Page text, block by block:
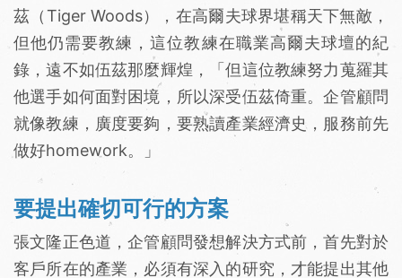
茲（Tiger Woods），在高爾夫球界堪稱天下無敵，
但他仍需要教練，這位教練在職業高爾夫球壇的紀
錄，遠不如伍茲那麼輝煌，「但這位教練努力蒐羅其
他選手如何面對困境，所以深受伍茲倚重。企管顧問
就像教練，廣度要夠，要熟讀產業經濟史，服務前先
做好homework。」
要提出確切可行的方案
張文隆正色道，企管顧問發想解決方式前，首先對於
客戶所在的產業，必須有深入的研究，才能提出其他